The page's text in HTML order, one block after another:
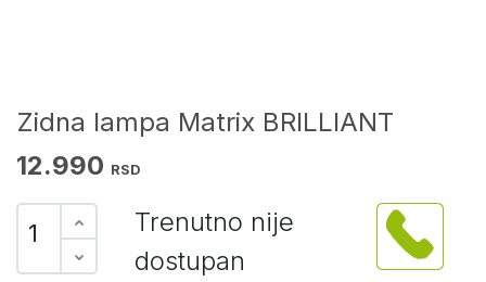
Zidna lampa Matrix BRILLIANT
12.990 RSD
Trenutno nije
dostupan